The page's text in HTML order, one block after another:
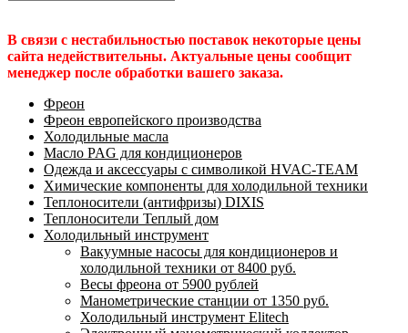
В связи с нестабильностью поставок некоторые цены
сайта недействительны. Актуальные цены сообщит
менеджер после обработки вашего заказа.
Фреон
Фреон европейского производства
Холодильные масла
Масло PAG для кондиционеров
Одежда и аксессуары с символикой HVAC-TEAM
Химические компоненты для холодильной техники
Теплоносители (антифризы) DIXIS
Теплоносители Теплый дом
Холодильный инструмент
Вакуумные насосы для кондиционеров и
холодильной техники от 8400 руб.
Весы фреона от 5900 рублей
Манометрические станции от 1350 руб.
Холодильный инструмент Elitech